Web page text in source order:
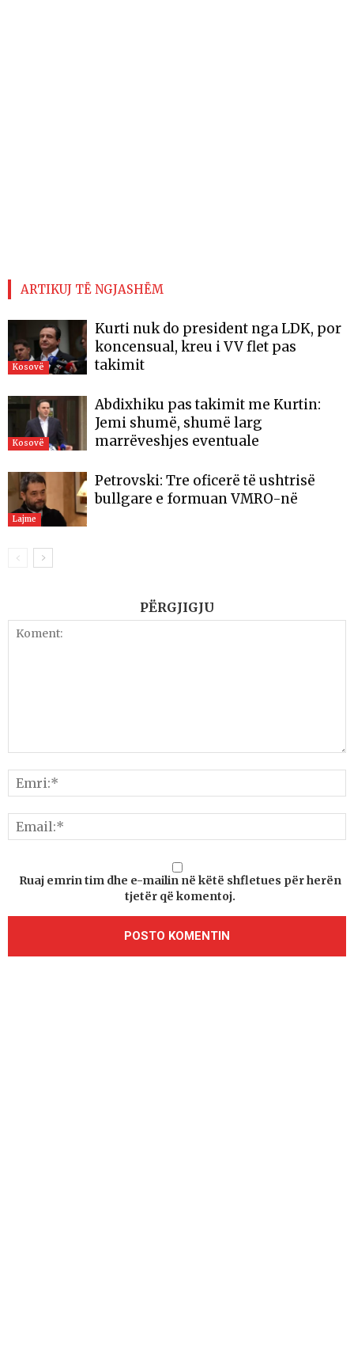
ARTIKUJ TË NGJASHËM
Kosovë
Kurti nuk do president nga LDK, por
koncensual, kreu i VV flet pas
takimit
Kosovë
Abdixhiku pas takimit me Kurtin:
Jemi shumë, shumë larg
marrëveshjes eventuale
Lajme
Petrovski: Tre oficerë të ushtrisë
bullgare e formuan VMRO-në
PËRGJIGJU
Ruaj emrin tim dhe e-mailin në këtë shfletues për herën
tjetër që komentoj.